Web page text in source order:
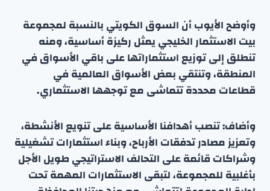
وأوضح الأيوب أن السوق الكويتي بالنسبة لمجموعة
بيت الاستثمار الخليجي يمثل ركيزة أساسية، ومنه
تنطلق إلى توزيع استثماراتها على باقي الأسواق في
المنطقة، وتنتقي بعض الأسواق العالمية في
قطاعات محددة تتماشى مع توجهها الاستثماري.
وأضاف: تنصب أهدافنا الأساسية على تنويع الأنشطة،
وتعزيز مصادر تدفقات الأرباح، وبناء استثمارات تشغيلية
وشراكات قائمة على التحالف الاستراتيجي طويل الأجل
بأغلبية للمجموعة، لتبقى الاستثمارات المهمة تحت